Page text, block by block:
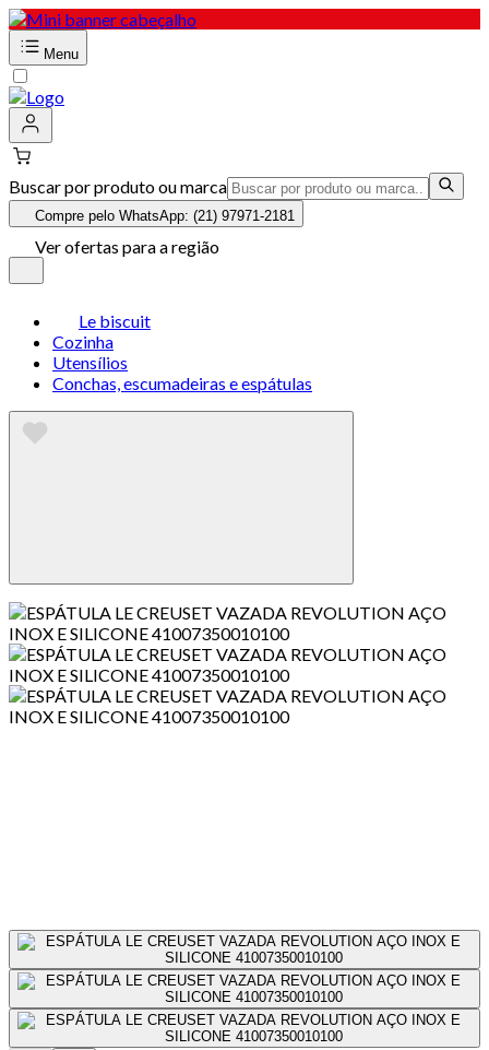
Menu
Buscar por produto ou marca
Compre pelo WhatsApp: (21) 97971-2181
Ver ofertas para a região
Le biscuit
Cozinha
Utensílios
Conchas, escumadeiras e espátulas